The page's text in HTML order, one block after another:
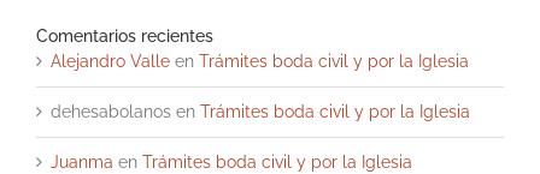
Comentarios recientes
Alejandro Valle en Trámites boda civil y por la Iglesia
dehesabolanos en Trámites boda civil y por la Iglesia
Juanma en Trámites boda civil y por la Iglesia